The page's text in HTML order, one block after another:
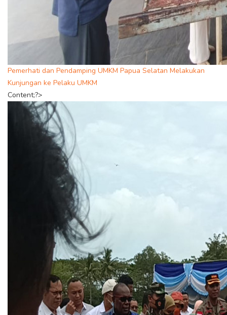
Pemerhati dan Pendamping UMKM Papua Selatan Melakukan
Kunjungan ke Pelaku UMKM
Content;?>